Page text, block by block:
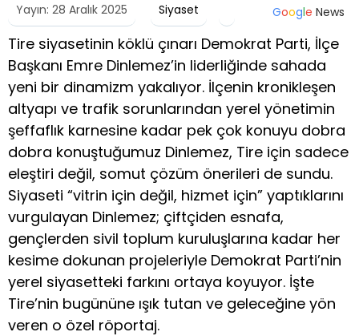
Yayın: 28 Aralık 2025 Siyaset Google News
Tire siyasetinin köklü çınarı Demokrat Parti, İlçe
Başkanı Emre Dinlemez’in liderliğinde sahada
yeni bir dinamizm yakalıyor. İlçenin kronikleşen
altyapı ve trafik sorunlarından yerel yönetimin
şeffaflık karnesine kadar pek çok konuyu dobra
dobra konuştuğumuz Dinlemez, Tire için sadece
eleştiri değil, somut çözüm önerileri de sundu.
Siyaseti “vitrin için değil, hizmet için” yaptıklarını
vurgulayan Dinlemez; çiftçiden esnafa,
gençlerden sivil toplum kuruluşlarına kadar her
kesime dokunan projeleriyle Demokrat Parti’nin
yerel siyasetteki farkını ortaya koyuyor. İşte
Tire’nin bugününe ışık tutan ve geleceğine yön
veren o özel röportaj.